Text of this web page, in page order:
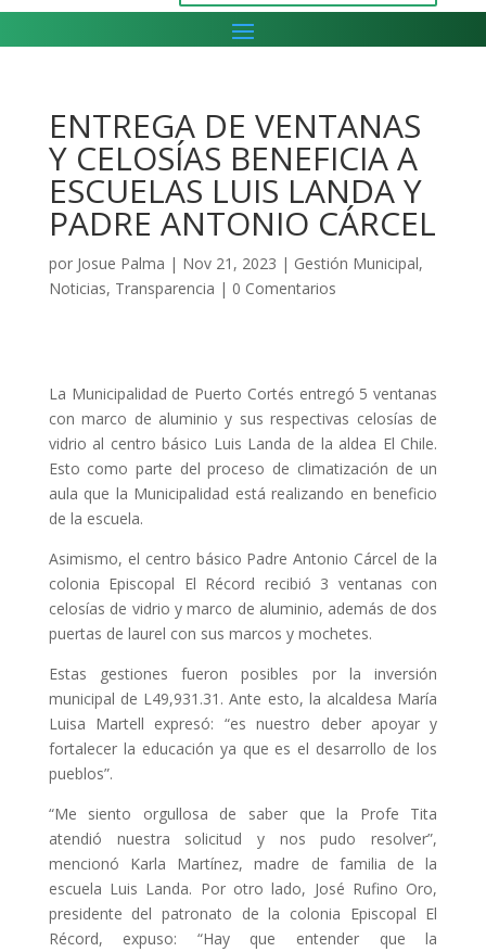
ENTREGA DE VENTANAS
Y CELOSÍAS BENEFICIA A
ESCUELAS LUIS LANDA Y
PADRE ANTONIO CÁRCEL
por Josue Palma | Nov 21, 2023 | Gestión Municipal,
Noticias, Transparencia | 0 Comentarios
La Municipalidad de Puerto Cortés entregó 5 ventanas
con marco de aluminio y sus respectivas celosías de
vidrio al centro básico Luis Landa de la aldea El Chile.
Esto como parte del proceso de climatización de un
aula que la Municipalidad está realizando en beneficio
de la escuela.
Asimismo, el centro básico Padre Antonio Cárcel de la
colonia Episcopal El Récord recibió 3 ventanas con
celosías de vidrio y marco de aluminio, además de dos
puertas de laurel con sus marcos y mochetes.
Estas gestiones fueron posibles por la inversión
municipal de L49,931.31. Ante esto, la alcaldesa María
Luisa Martell expresó: “es nuestro deber apoyar y
fortalecer la educación ya que es el desarrollo de los
pueblos”.
“Me siento orgullosa de saber que la Profe Tita
atendió nuestra solicitud y nos pudo resolver”,
mencionó Karla Martínez, madre de familia de la
escuela Luis Landa. Por otro lado, José Rufino Oro,
presidente del patronato de la colonia Episcopal El
Récord, expuso: “Hay que entender que la